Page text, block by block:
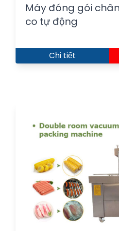
Máy đóng gói
co tự động
Chi tiết